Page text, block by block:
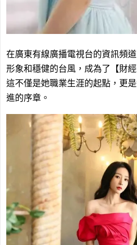
在廣東有線廣播電視台的資訊頻
形象和穩健的台風，成為了【財
這不僅是她職業生涯的起點，更
進的序章。